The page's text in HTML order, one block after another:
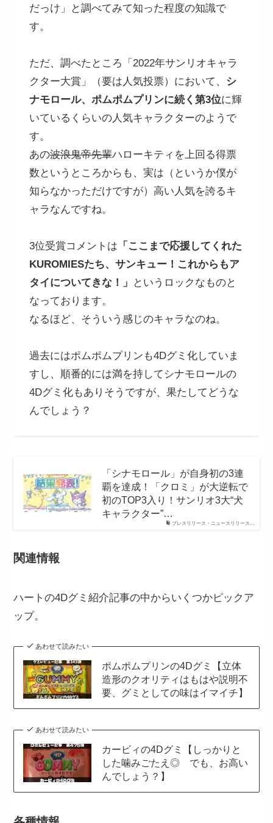
だっけ」と調べてみて知った程度の知識で
す。
ただ、調べたところ「2022年サンリオキャラ
クター大賞」（要は人気投票）において、 シ
ナモロール、ポムポムプリンに続く第3位に輝
いているくらいの人気キャラクターのようで
す。
あの波浪鬼帝先輩ハローキティを上回る得票
数というところからも、実は（というか僕が
知らなかっただけですが）高い人気を誇るキ
ャラなんですね。
3位受賞コメントは 「ここまで応援してくれた
KUROMIESたち、サンキュー！これからもア
タイについてきな！」
というロックなものと
なっております。
なるほど、そういう感じのキャラなのね。
過去にはポムポムプリンも4Dグミ化していま
すし、順番的には満を持してシナモロールの
4Dグミ化もありそうですが、果たしてどうな
んでしょう？
プレスリリース・ニュースリリース…
「シナモロール」が自身初の3連
覇を達成！「クロミ」が大逆転で
初のTOP3入り！サンリオ3大“犬
キャラクター”…
関連情報
ハートの4Dグミ紹介記事の中からいくつかピックア
ップ。
あわせて読みたい
ポムポムプリンの4Dグミ【立体
造形のクオリティはもはや説明不
要、グミとしての味はイマイチ】
あわせて読みたい
カービィの4Dグミ【しっかりと
した噛みごたえ◎ でも、お高い
んでしょう？】